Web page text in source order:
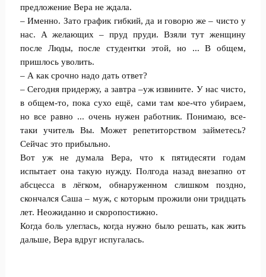
предложение Вера не ждала.
– Именно. Зато график гибкий, да и говорю же – чисто у
нас. А желающих – пруд пруди. Взяли тут женщину
после Люды, после студентки этой, но ... В общем,
пришлось уволить.
– А как срочно надо дать ответ?
– Сегодня придержу, а завтра –уж извините. У нас чисто,
в общем-то, пока сухо ещё, сами там кое-что убираем,
но все равно ... очень нужен работник. Понимаю, все-
таки учитель Вы. Может репетиторством займетесь?
Сейчас это прибыльно.
Вот уж не думала Вера, что к пятидесяти годам
испытает она такую нужду. Полгода назад внезапно от
абсцесса в лёгком, обнаруженном слишком поздно,
скончался Саша – муж, с которым прожили они тридцать
лет. Неожиданно и скоропостижно.
Когда боль улеглась, когда нужно было решать, как жить
дальше, Вера вдруг испугалась.